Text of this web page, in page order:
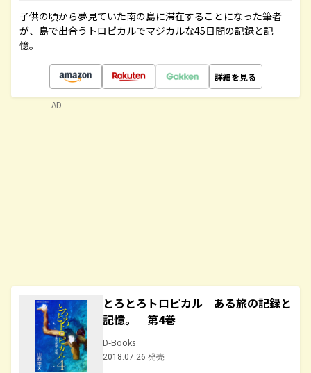
子供の頃から夢見ていた南の島に滞在することになった筆者
が、島で出合うトロピカルでマジカルな45日間の記録と記
憶。
詳細を見る
とろとろトロピカル ある旅の記録と
記憶。 第4巻
D-Books
2018.07.26 発売
AD